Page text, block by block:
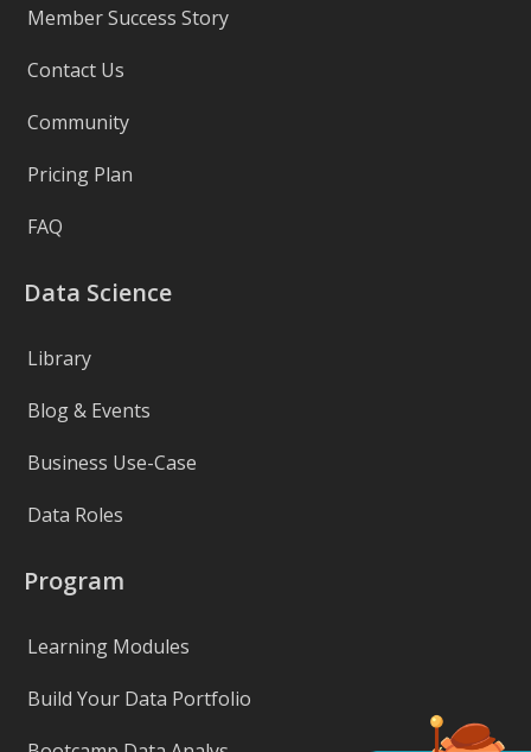
Member Success Story
Contact Us
Community
Pricing Plan
FAQ
Data Science
Library
Blog & Events
Business Use-Case
Data Roles
Program
Learning Modules
Build Your Data Portfolio